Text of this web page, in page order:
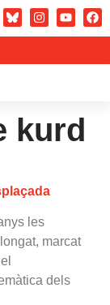
kurd
les
marcat
dels